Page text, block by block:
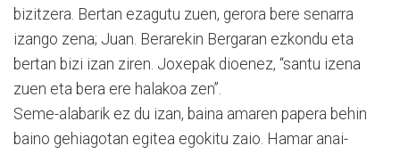
bizitzera. Bertan ezagutu zuen, gerora bere senarra
izango zena; Juan. Berarekin Bergaran ezkondu eta
bertan bizi izan ziren. Joxepak dioenez, “santu izena
zuen eta bera ere halakoa zen”.
Seme-alabarik ez du izan, baina amaren papera behin
baino gehiagotan egitea egokitu zaio. Hamar anai-